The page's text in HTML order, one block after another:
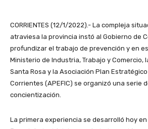
CORRIENTES (12/1/2022).- La compleja
atraviesa la provincia instó al Gobierno de
profundizar el trabajo de prevención y en
Ministerio de Industria, Trabajo y Comercio,
Santa Rosa y la Asociación Plan
Corrientes (APEFIC) se organizó una serie
concientización.
La primera experiencia se desarrolló hoy